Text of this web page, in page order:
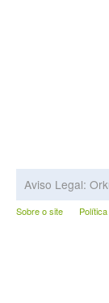
Aviso Legal:
Sobre o site